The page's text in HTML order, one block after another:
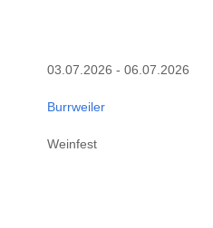
03.07.2026 - 06.07.2026
Burrweiler
Weinfest